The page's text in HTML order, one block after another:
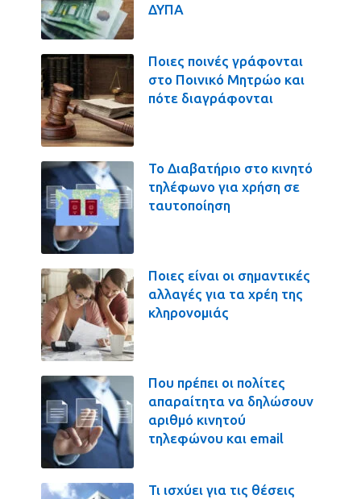
ΔΥΠΑ
Ποιες ποινές γράφονται
στο Ποινικό Μητρώο και
πότε διαγράφονται
Το Διαβατήριο στο κινητό
τηλέφωνο για χρήση σε
ταυτοποίηση
Ποιες είναι οι σημαντικές
αλλαγές για τα χρέη της
κληρονομιάς
Που πρέπει οι πολίτες
απαραίτητα να δηλώσουν
αριθμό κινητού
τηλεφώνου και email
Τι ισχύει για τις θέσεις